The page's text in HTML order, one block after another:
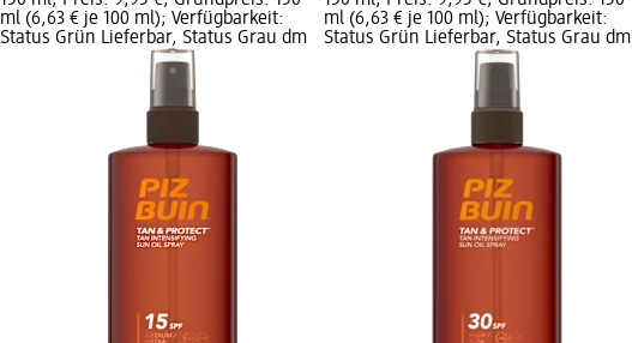
ml (6,63 € je 100 ml); Verfügbarkeit:
Status Grün Lieferbar, Status Grau dm
ml (6,63 € je 100 ml); Verfügbarkeit:
Status Grün Lieferbar, Status Grau dm